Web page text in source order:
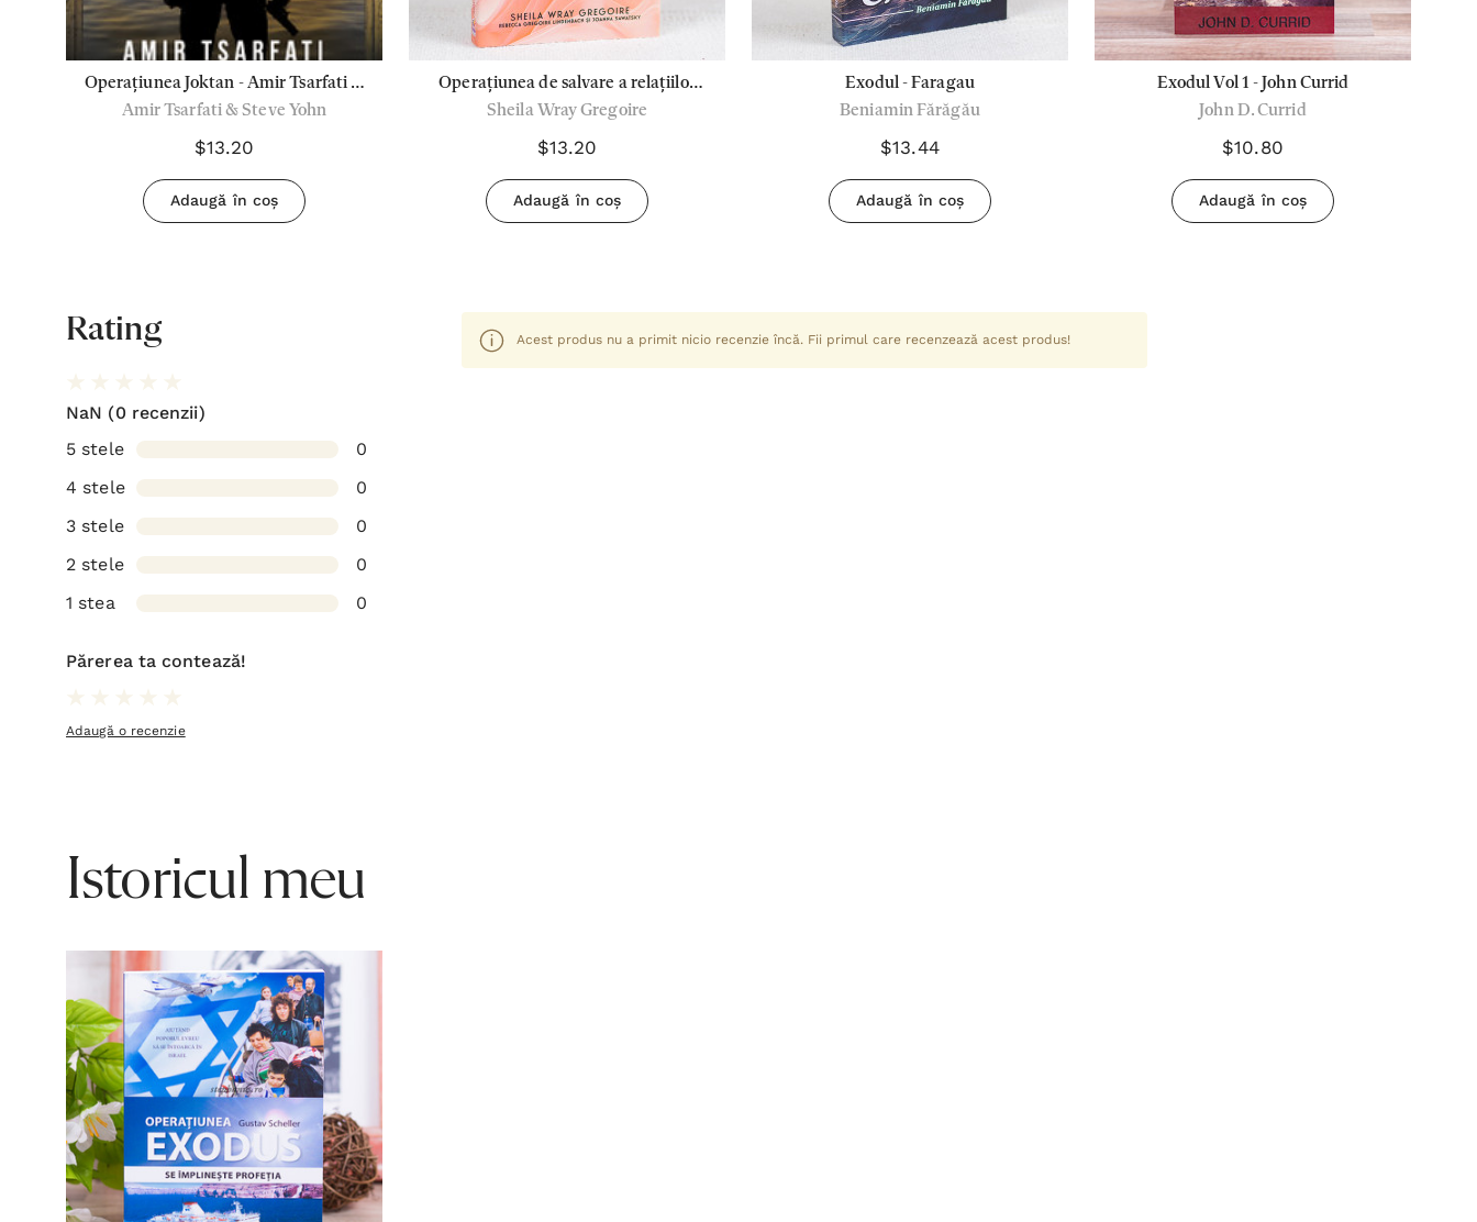
Operațiunea Joktan - Amir Tsarfati &
Steve Yohn
Amir Tsarfati & Steve Yohn
$13.20
Adaugă în coș
Operațiunea de salvare a relațiilor
intime - Shelia Wray Gregoire
Sheila Wray Gregoire
$13.20
Adaugă în coș
Exodul - Faragau
Beniamin Fărăgău
$13.44
Adaugă în coș
Exodul Vol 1 - John Currid
John D. Currid
$10.80
Adaugă în coș
Rating
NaN (0 recenzii)
5 stele
0
4 stele
0
3 stele
0
2 stele
0
1 stea
0
Părerea ta contează!
Adaugă o recenzie
Acest produs nu a primit nicio recenzie încă. Fii primul care recenzează acest produs!
Istoricul meu